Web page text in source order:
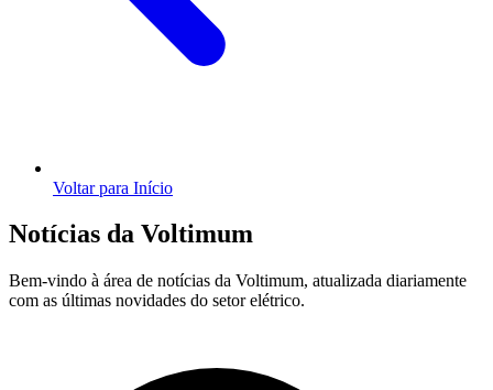
Voltar para Início
Notícias da Voltimum
Bem-vindo à área de notícias da Voltimum, atualizada diariamente
com as últimas novidades do setor elétrico.